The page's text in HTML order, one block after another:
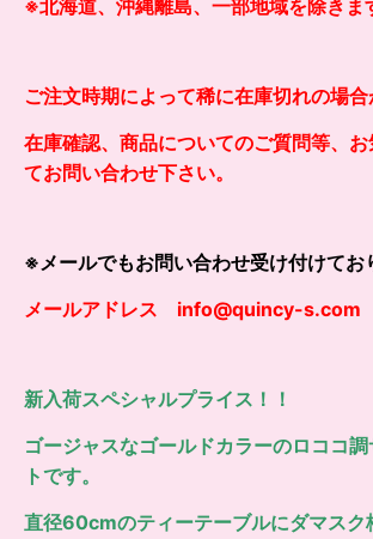
※北海道、沖縄離島、一部地域を除きま
ご注文時期によって稀に在庫切れの場合
在庫確認、商品についてのご質問等、
てお問い合わせ下さい。
※メールでもお問い合わせ受け付けてお
メールアドレス info@quincy-s.com
新入荷スペシャルプライス！！
ゴージャスなゴールドカラーのロココ
トです。
直径60cmのティーテーブルにダマスク